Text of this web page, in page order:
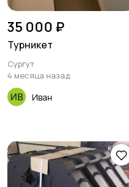
35 000 ₽
Турникет
Сургут
4 месяца назад
Иван